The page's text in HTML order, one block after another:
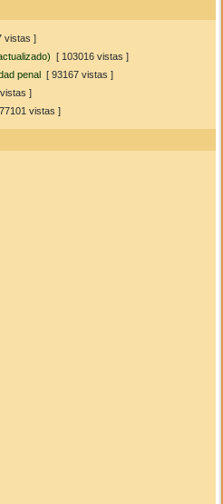
vistas ]
[ 103016 vistas ]
penal [ 93167 vistas ]
]
vistas ]